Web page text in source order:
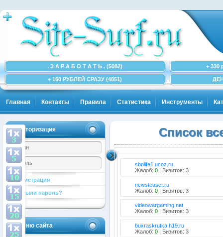
. З А Р А Б О Т А Т Ь . (5082) + 330
+ 150 РУБЛЕЙ СРАЗУ (4851)
Главная Контакты Правила Статистика Инструменты
Авторизация
Регистрация
Забыли пароль?
Меню сайта
Список
sbnlife1.ucoz.ru
Жалоб: 0 | Визитов: 3
newsteaser.ru
Жалоб: 0 | Визитов: 3
videowargaming.net
Жалоб: 0 | Визитов: 3
buxraskrutka.h19.ru
Жалоб: 0 | Визитов: 3